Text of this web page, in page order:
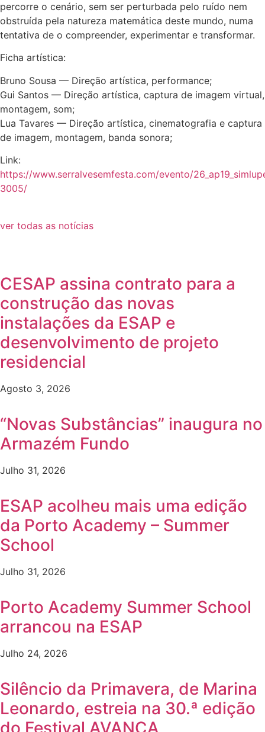
percorre o cenário, sem ser perturbada pelo ruído nem
obstruída pela natureza matemática deste mundo, numa
tentativa de o compreender, experimentar e transformar.
Ficha artística:
Bruno Sousa — Direção artística, performance;
Gui Santos — Direção artística, captura de imagem virtual,
montagem, som;
Lua Tavares — Direção artística, cinematografia e captura
de imagem, montagem, banda sonora;
Link:
https://www.serralvesemfesta.com/evento/
3005/
ver todas as notícias
CESAP assina contrato para a
construção das novas
instalações da ESAP e
desenvolvimento de projeto
residencial
Agosto 3, 2026
“Novas Substâncias” inaugura no
Armazém Fundo
Julho 31, 2026
ESAP acolheu mais uma edição
da Porto Academy – Summer
School
Julho 31, 2026
Porto Academy Summer School
arrancou na ESAP
Julho 24, 2026
Silêncio da Primavera, de Marina
Leonardo, estreia na 30.ª edição
do Festival AVANCA